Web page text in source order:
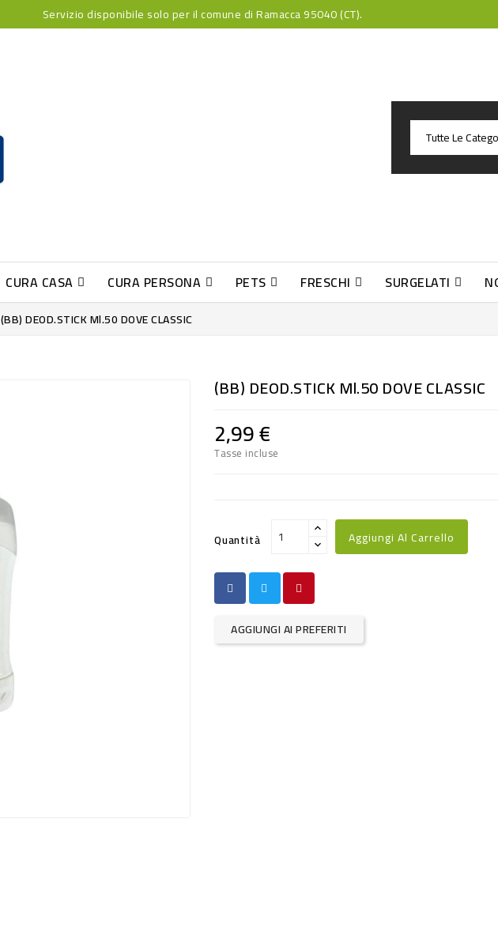
Servizio disponibile solo per il comune di Ramacca 95040 (CT).
CURA CASA CURA PERSONA PETS FRESCHI SURGELATI
(BB) DEOD.STICK Ml.50 DOVE CLASSIC
(BB) DEOD.STICK Ml.50 DOVE CLASSIC
2,99 €
Tasse incluse
Quantità Aggiungi Al Carrello
AGGIUNGI AI PREFERITI